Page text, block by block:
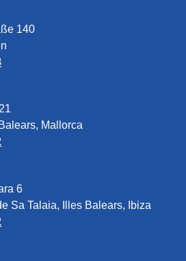
140
Mallorca
6
Sa Talaia, Illes Balears, Ibiza